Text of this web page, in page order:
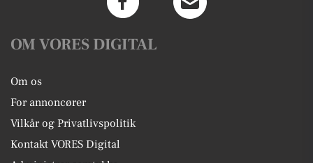
OM VORES DIGITAL
Om os
For annoncører
Vilkår og Privatlivspolitik
Kontakt VORES Digital